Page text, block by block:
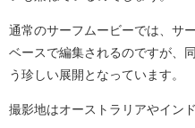
通常のサーフムービーでは、サ
ベースで編集されるのですが、
う珍しい展開となっています。
撮影地はオーストラリアやイン